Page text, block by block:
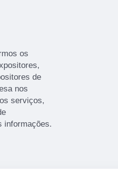
os
de
nos
serviços,
informações.